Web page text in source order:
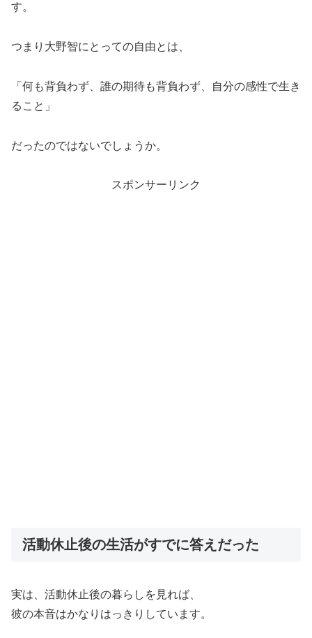
す。
つまり大野智にとっての自由とは、
「何も背負わず、誰の期待も背負わず、自分の感性で生き
ること」
だったのではないでしょうか。
スポンサーリンク
活動休止後の生活がすでに答えだった
実は、活動休止後の暮らしを見れば、
彼の本音はかなりはっきりしています。